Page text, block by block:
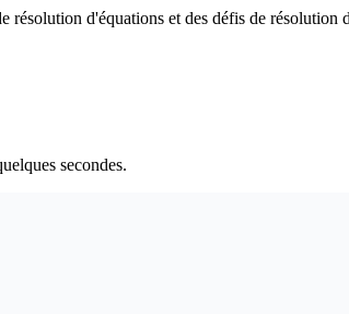
résolution d'équations et des défis de résolution
secondes.